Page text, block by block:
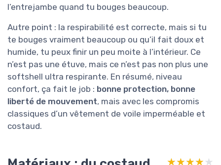
l’entrejambe quand tu bouges beaucoup.
Autre point : la respirabilité est correcte, mais si tu
te bouges vraiment beaucoup ou qu’il fait doux et
humide, tu peux finir un peu moite à l’intérieur. Ce
n’est pas une étuve, mais ce n’est pas non plus une
softshell ultra respirante. En résumé, niveau
confort, ça fait le job : bonne protection, bonne
liberté de mouvement, mais avec les compromis
classiques d’un vêtement de voile imperméable et
costaud.
★★★★★
★★★★★